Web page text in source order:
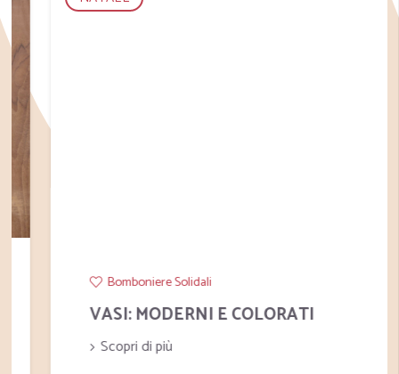
Bomboniere Solidali
VASI: MODERNI E COLORATI
Scopri di più